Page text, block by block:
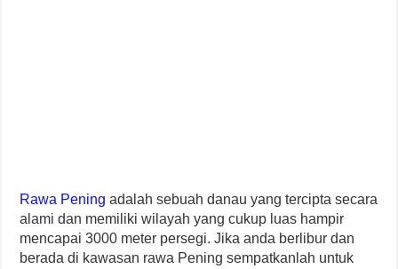
Rawa Pening adalah sebuah danau yang tercipta secara
alami dan memiliki wilayah yang cukup luas hampir
mencapai 3000 meter persegi. Jika anda berlibur dan
berada di kawasan rawa Pening sempatkanlah untuk